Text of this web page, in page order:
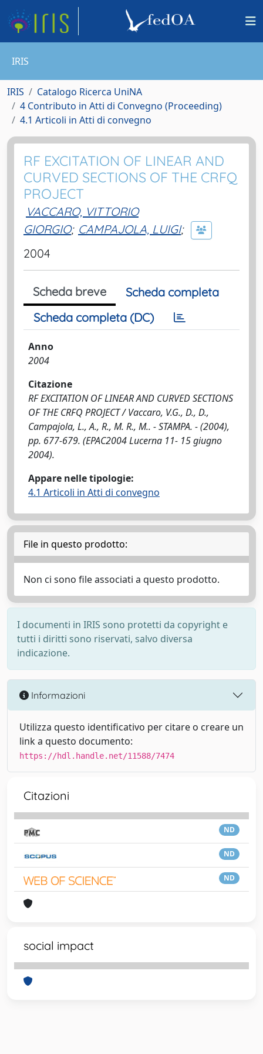
IRIS
IRIS
Catalogo Ricerca UniNA
4 Contributo in Atti di Convegno (Proceeding)
4.1 Articoli in Atti di convegno
RF EXCITATION OF LINEAR AND
CURVED SECTIONS OF THE CRFQ
PROJECT
VACCARO, VITTORIO
GIORGIO; CAMPAJOLA, LUIGI;
2004
Scheda breve
Scheda completa
Scheda completa (DC)
Anno
2004
Citazione
RF EXCITATION OF LINEAR AND CURVED SECTIONS
OF THE CRFQ PROJECT / Vaccaro, V.G., D., D.,
Campajola, L., A., R., M. R., M.. - STAMPA. - (2004),
pp. 677-679. (EPAC2004 Lucerna 11- 15 giugno
2004).
Appare nelle tipologie:
4.1 Articoli in Atti di convegno
File in questo prodotto:
Non ci sono file associati a questo prodotto.
I documenti in IRIS sono protetti da copyright e
tutti i diritti sono riservati, salvo diversa
indicazione.
Informazioni
Utilizza questo identificativo per citare o creare un
link a questo documento:
https://hdl.handle.net/11588/7474
Citazioni
ND
ND
ND
social impact